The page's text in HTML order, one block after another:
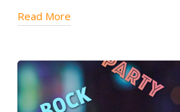
Read More